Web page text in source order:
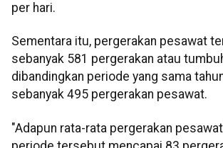
per hari.
Sementara itu, pergerakan pesawat
sebanyak 581 pergerakan atau
dibandingkan periode yang sama
sebanyak 495 pergerakan pesawat.
"Adapun rata-rata pergerakan